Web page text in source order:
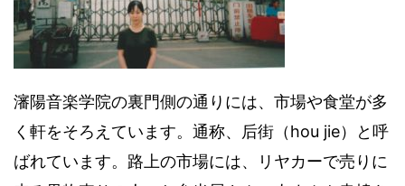
瀋陽音楽学院の裏門側の通りには、市場や食堂が多
く軒をそろえています。通称、后街（hou jie）と呼
ばれています。路上の市場には、リヤカーで売りに